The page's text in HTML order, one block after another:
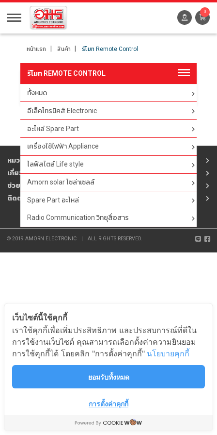
0
หน้าแรก สินค้า รีโมท Remote Control
รีโมท REMOTE CONTROL
ทั้งหมด
อีเล็คโทรนิคส์ Electronic
อะไหล่ Spare Part
เครื่องใช้ไฟฟ้า Appliance
ไลฟ์สไตล์ Life style
Amorn solar โซล่าเซลล์
Spare Part อะไหล่
Radio Communication วิทยุสื่อสาร
ตัวกรอง
หมวดสินค้า
เกี่ยวกับอมร
ช่วยเหลือ
ติดต่ออมร
© 2019 AMORN ELECTRONIC ALL RIGHTS RESERVED.
เว็บไซต์นี้ใช้คุกกี้
เราใช้คุกกี้เพื่อเพิ่มประสิทธิภาพ และประสบการณ์ที่ดีใน
การใช้งานเว็บไซต์ คุณสามารถเลือกตั้งค่าความยินยอม
การใช้คุกกี้ได้ โดยคลิก "การตั้งค่าคุกกี้" นโยบายคุกกี้
ยอมรับทั้งหมด
การตั้งค่าคุกกี้